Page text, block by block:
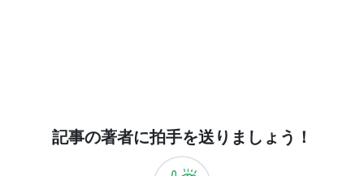
記事の著者に拍手を送りましょう！